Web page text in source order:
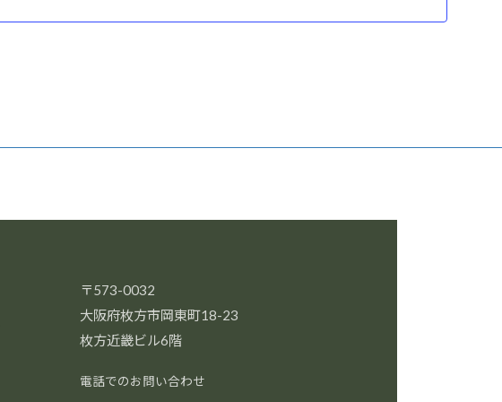
〒573-0032
大阪府枚方市岡東町18-23
枚方近畿ビル6階
電話でのお問い合わせ